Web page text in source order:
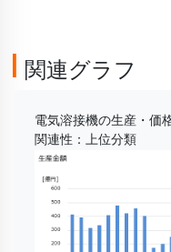
関連グラフ
電気溶接機の生産・価
関連性：上位分類